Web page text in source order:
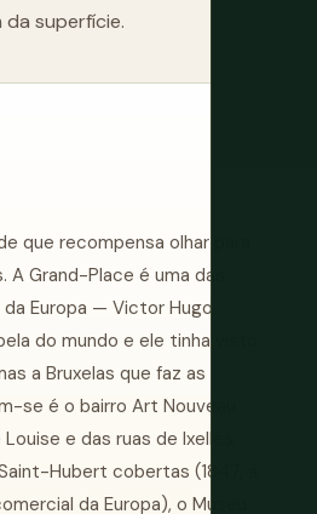
superfície.
que recompensa olhar para
Grand-Place é uma das
Europa — Victor Hugo
do mundo e ele tinha visto
a Bruxelas que faz as
se é o bairro Art Nouveau
e das ruas de Ixelles,
Hubert cobertas (1847, a
da Europa), o Museu